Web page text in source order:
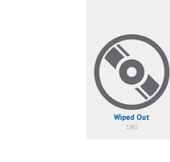
Wiped Out
1982